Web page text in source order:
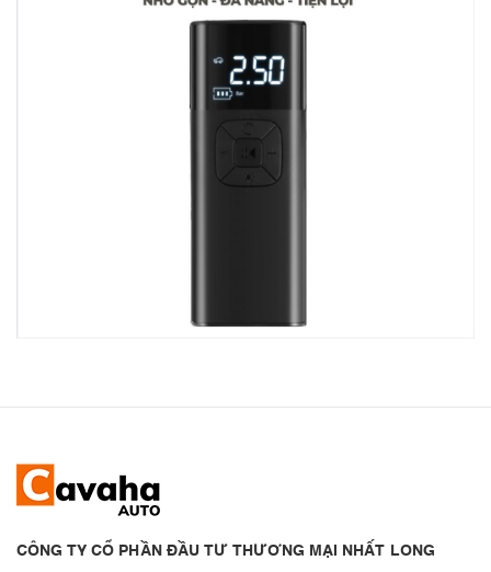
CÔNG TY CỔ PHẦN ĐẦU TƯ THƯƠNG MẠI NHẤT LONG